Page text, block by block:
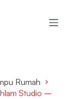
Rumah
Studio –